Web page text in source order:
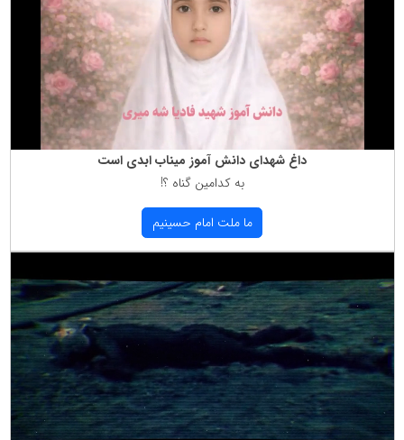
داغ شهدای دانش آموز میناب ابدی است
به كدامین گناه ؟!
ما ملت امام حسینیم